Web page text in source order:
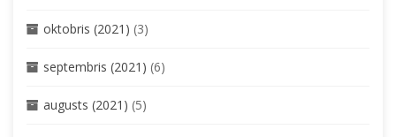
oktobris (2021) (3)
septembris (2021) (6)
augusts (2021) (5)